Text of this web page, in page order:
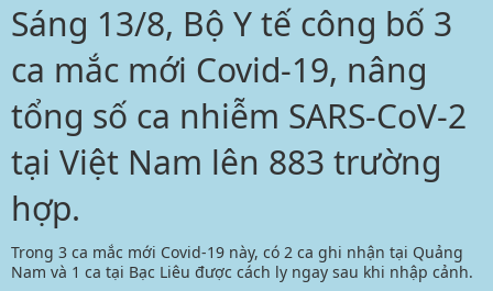
Sáng 13/8, Bộ Y tế công bố 3
ca mắc mới Covid-19, nâng
tổng số ca nhiễm SARS-CoV-2
tại Việt Nam lên 883 trường
hợp.
Trong 3 ca mắc mới Covid-19 này, có 2 ca ghi nhận tại Quảng
Nam và 1 ca tại Bạc Liêu được cách ly ngay sau khi nhập cảnh.